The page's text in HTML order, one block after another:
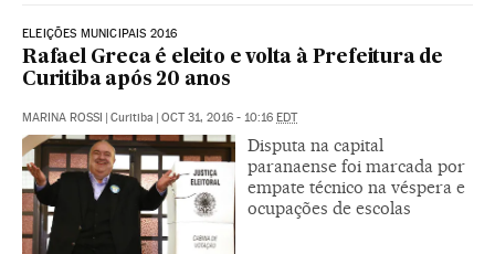
ELEIÇÕES MUNICIPAIS 2016
Rafael Greca é eleito e volta à Prefeitura de
Curitiba após 20 anos
MARINA ROSSI | Curitiba | OCT 31, 2016 - 10:16 EDT
Disputa na capital
paranaense foi marcada por
empate técnico na véspera e
ocupações de escolas